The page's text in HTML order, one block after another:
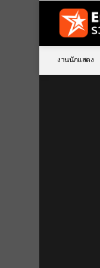
งานนักแสดง